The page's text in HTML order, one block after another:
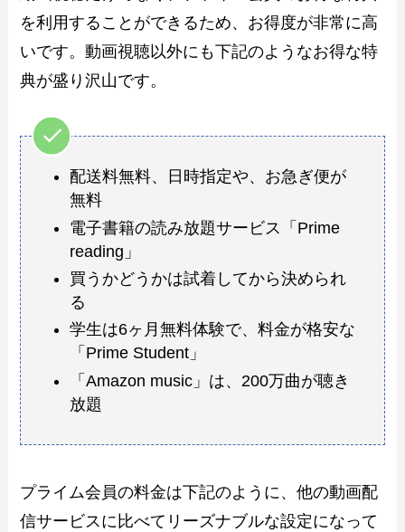
を利用することができるため、お得度が非常に高
いです。動画視聴以外にも下記のようなお得な特
典が盛り沢山です。
配送料無料、日時指定や、お急ぎ便が
無料
電子書籍の読み放題サービス「Prime
reading」
買うかどうかは試着してから決められ
る
学生は6ヶ月無料体験で、料金が格安な
「Prime Student」
「Amazon music」は、200万曲が聴き
放題
プライム会員の料金は下記のように、他の動画配
信サービスに比べてリーズナブルな設定になって